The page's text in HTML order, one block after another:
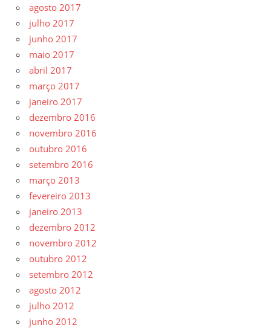
agosto 2017
julho 2017
junho 2017
maio 2017
abril 2017
março 2017
janeiro 2017
dezembro 2016
novembro 2016
outubro 2016
setembro 2016
março 2013
fevereiro 2013
janeiro 2013
dezembro 2012
novembro 2012
outubro 2012
setembro 2012
agosto 2012
julho 2012
junho 2012